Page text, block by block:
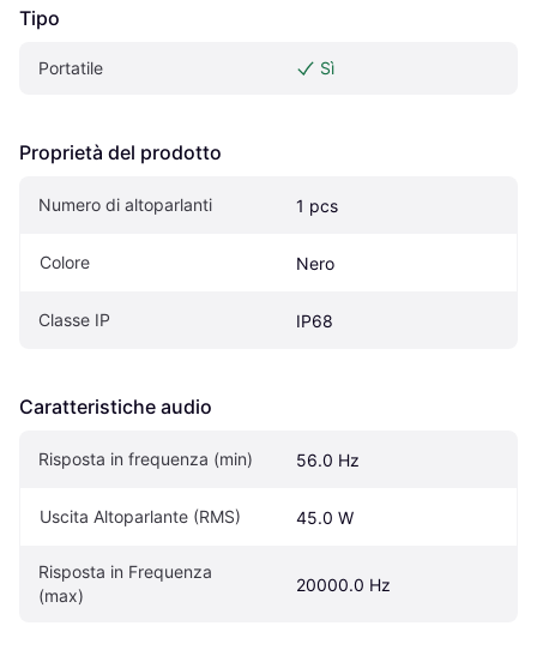
Tipo
Portatile Sì
Proprietà del prodotto
Numero di altoparlanti 1 pcs
Colore Nero
Classe IP IP68
Caratteristiche audio
Risposta in frequenza (min) 56.0 Hz
Uscita Altoparlante (RMS) 45.0 W
Risposta in Frequenza
(max)
20000.0 Hz